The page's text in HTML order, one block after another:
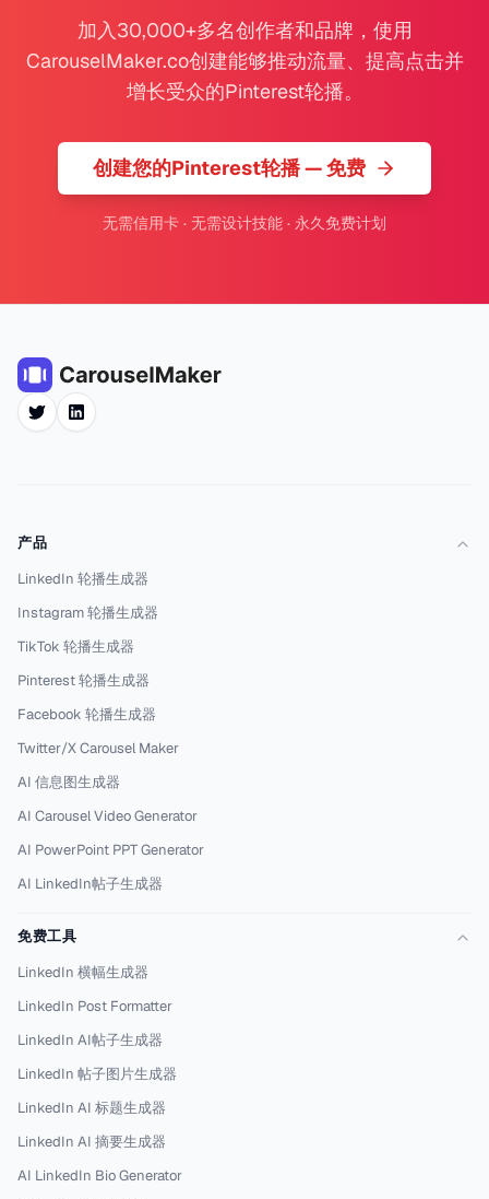
加入30,000+多名创作者和品牌，使用
CarouselMaker.co创建能够推动流量、提高点击并
增长受众的Pinterest轮播。
创建您的Pinterest轮播 — 免费
无需信用卡 · 无需设计技能 · 永久免费计划
TwitterLinkedIn
产品
LinkedIn 轮播生成器
Instagram 轮播生成器
TikTok 轮播生成器
Pinterest 轮播生成器
Facebook 轮播生成器
Twitter/X Carousel Maker
AI 信息图生成器
AI Carousel Video Generator
AI PowerPoint PPT Generator
AI LinkedIn帖子生成器
免费工具
LinkedIn 横幅生成器
LinkedIn Post Formatter
LinkedIn AI帖子生成器
LinkedIn 帖子图片生成器
LinkedIn AI 标题生成器
LinkedIn AI 摘要生成器
AI LinkedIn Bio Generator